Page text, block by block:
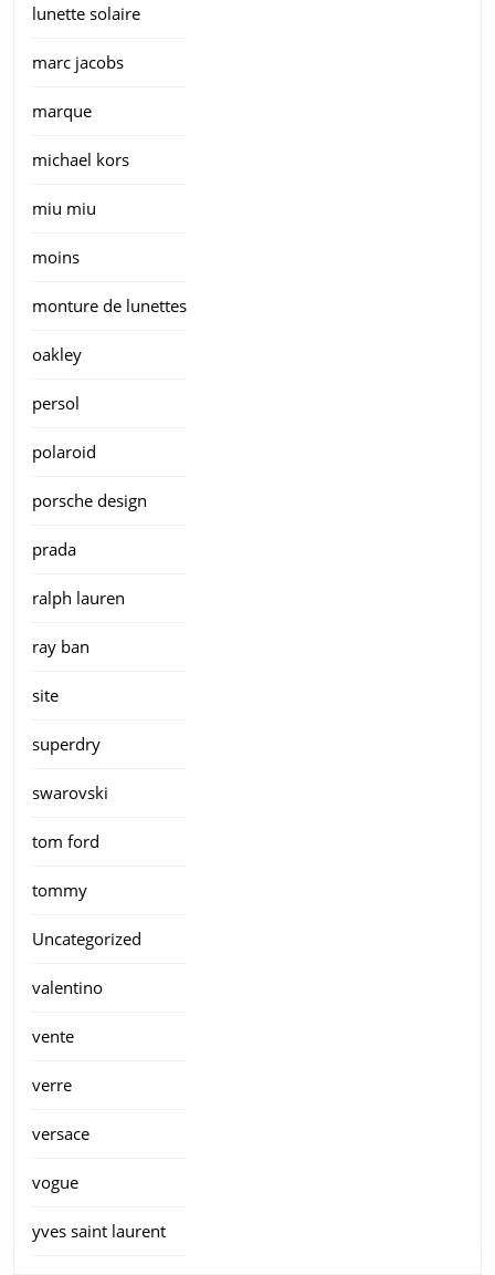
lunette solaire
marc jacobs
marque
michael kors
miu miu
moins
monture de lunettes
oakley
persol
polaroid
porsche design
prada
ralph lauren
ray ban
site
superdry
swarovski
tom ford
tommy
Uncategorized
valentino
vente
verre
versace
vogue
yves saint laurent